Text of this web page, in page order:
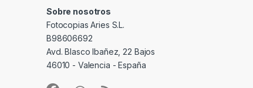
Sobre nosotros
Fotocopias Aries S.L.
B98606692
Avd. Blasco Ibañez, 22 Bajos
46010 - Valencia - España